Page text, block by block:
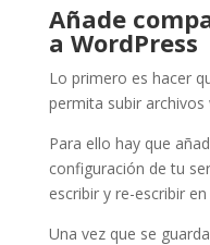
Añade
a WordPress
Lo primero es hacer
permita subir archivos
Para ello hay que
configuración de tu
escribir y re-escribir
Una vez que se